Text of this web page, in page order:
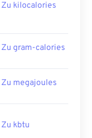
kilocalories
gram-calories
megajoules
kbtu